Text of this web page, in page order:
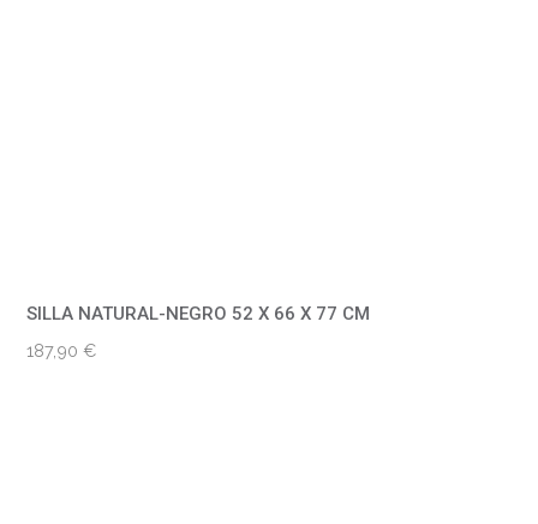
SILLA NATURAL-NEGRO 52 X 66 X 77 CM
187,90€